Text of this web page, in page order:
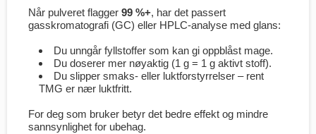
Når pulveret flagger 99 %+, har det passert
gasskromatografi (GC) eller HPLC-analyse med glans:
Du unngår fyllstoffer som kan gi oppblåst mage.
Du doserer mer nøyaktig (1 g = 1 g aktivt stoff).
Du slipper smaks- eller luktforstyrrelser – rent
TMG er nær luktfritt.
For deg som bruker betyr det bedre effekt og mindre
sannsynlighet for ubehag.